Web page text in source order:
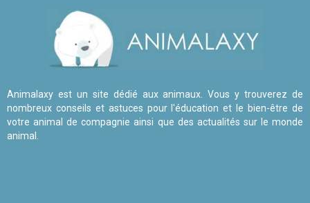
Animalaxy est un site dédié aux animaux. Vous y trouverez de
nombreux conseils et astuces pour l'éducation et le bien-être de
votre animal de compagnie ainsi que des actualités sur le monde
animal.